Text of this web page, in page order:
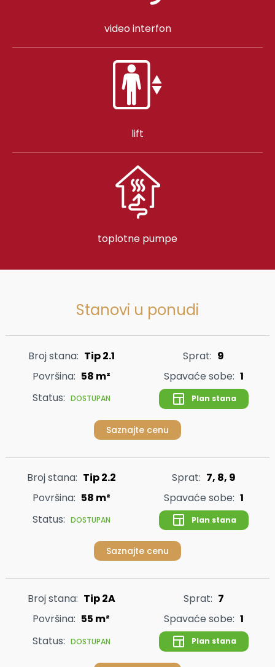
video interfon
lift
toplotne pumpe
Stanovi u ponudi
Broj stana: Tip 2.1 Sprat: 9
Površina: 58 m² Spavaće sobe: 1
Status: DOSTUPAN Plan stana
Saznajte cenu
Broj stana: Tip 2.2 Sprat: 7, 8, 9
Površina: 58 m² Spavaće sobe: 1
Status: DOSTUPAN Plan stana
Saznajte cenu
Broj stana: Tip 2A Sprat: 7
Površina: 55 m² Spavaće sobe: 1
Status: DOSTUPAN Plan stana